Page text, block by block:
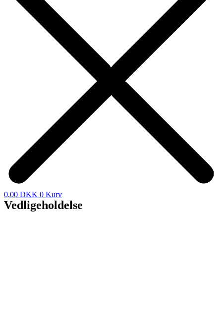
0,00 DKK 0 Kurv
Vedligeholdelse